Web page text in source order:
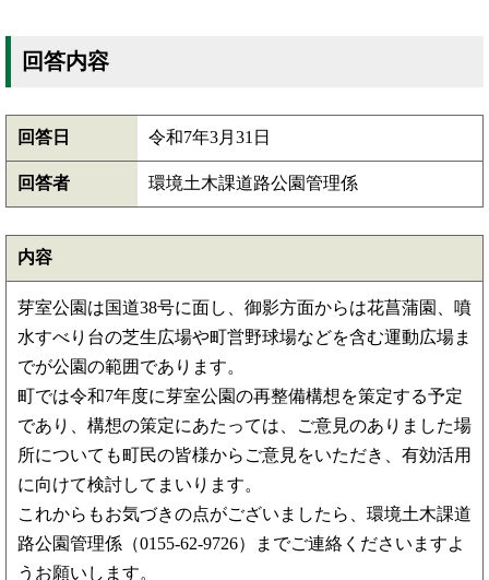
回答内容
回答日 令和7年3月31日
回答者 環境土木課道路公園管理係
内容
芽室公園は国道38号に面し、御影方面からは花菖蒲園、噴
水すべり台の芝生広場や町営野球場などを含む運動広場ま
でが公園の範囲であります。
町では令和7年度に芽室公園の再整備構想を策定する予定
であり、構想の策定にあたっては、ご意見のありました場
所についても町民の皆様からご意見をいただき、有効活用
に向けて検討してまいります。
これからもお気づきの点がございましたら、環境土木課道
路公園管理係（0155-62-9726）までご連絡くださいますよ
うお願いします。